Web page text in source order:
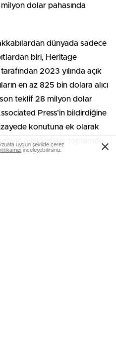
dolar pahasında
dünyada sadece
biri, Heritage
2023 yılında açık
en az 825 bin dolara alıcı
teklif 28 milyon dolar
Press’in bildirdiğine
konutuna ek olarak
ayakkabılar toplamda
uygun şekilde çerez
inceleyebilirsiniz.